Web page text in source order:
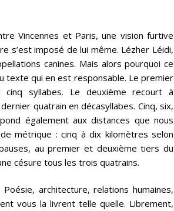
Vincennes et Paris, une vision furtive
s’est imposé de lui même. Lézher Léidi,
canines. Mais alors pourquoi ce
texte qui en est responsable. Le premier
syllabes. Le deuxième recourt à
quatrain en décasyllabes. Cinq, six,
également aux distances que nous
métrique : cinq à dix kilomètres selon
au premier et deuxième tiers du
césure tous les trois quatrains.
architecture, relations humaines,
vous la livrent telle quelle. Librement,